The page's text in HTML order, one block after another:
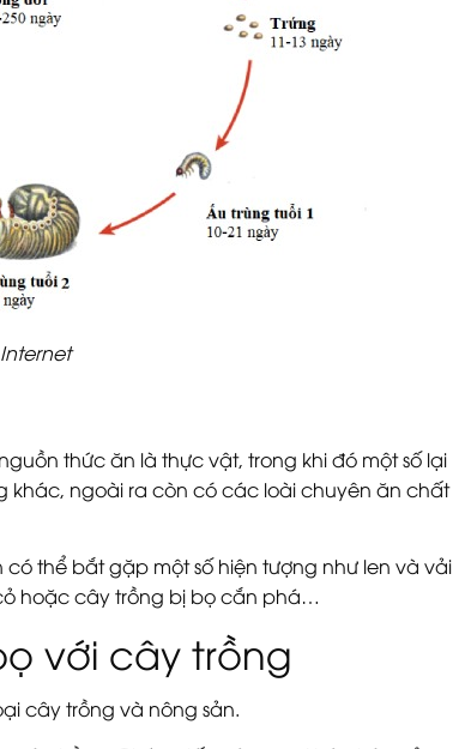
thức ăn là thực vật, trong khi đó một số lại
ngoài ra còn có các loài chuyên ăn chất
thể bắt gặp một số hiện tượng như len và vải
hoặc cây trồng bị bọ cắn phá…
với cây trồng
cây trồng và nông sản.